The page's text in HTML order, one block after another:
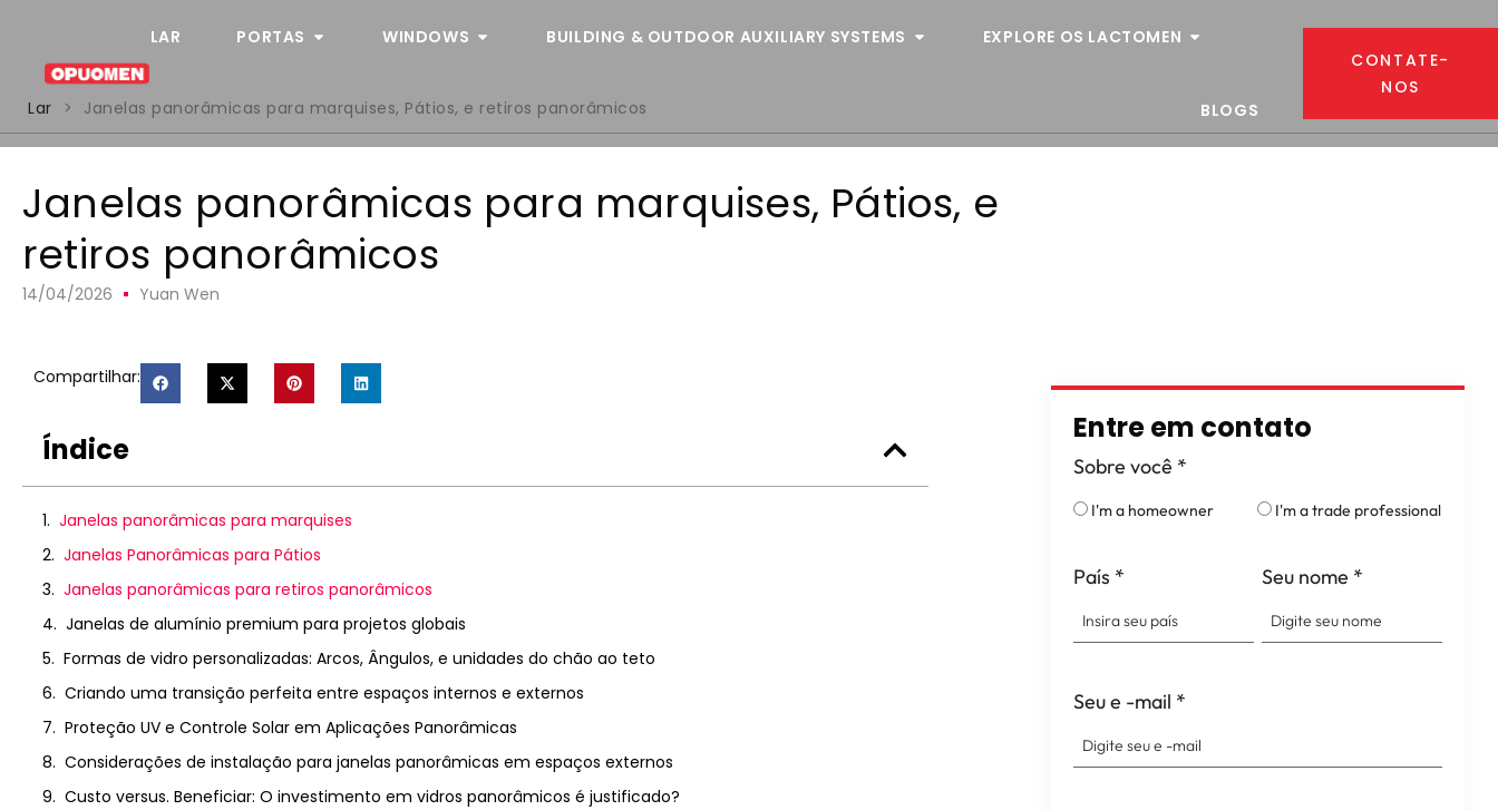
LAR PORTAS WINDOWS BUILDING & OUTDOOR AUXILIARY SYSTEMS EXPLORE OS LACTOMEN
BLOGS
CONTATE-
NOS
Lar
> Janelas panorâmicas para marquises, Pátios, e retiros panorâmicos
Janelas panorâmicas para marquises, Pátios, e
retiros panorâmicos
14/04/2026 Yuan Wen
Compartilhar:
Índice
Janelas panorâmicas para marquises
Janelas Panorâmicas para Pátios
Janelas panorâmicas para retiros panorâmicos
Janelas de alumínio premium para projetos globais
Formas de vidro personalizadas: Arcos, Ângulos, e unidades do chão ao teto
Criando uma transição perfeita entre espaços internos e externos
Proteção UV e Controle Solar em Aplicações Panorâmicas
Considerações de instalação para janelas panorâmicas em espaços externos
Custo versus. Beneficiar: O investimento em vidros panorâmicos é justificado?
Entre em contato
Sobre você *
I'm a homeowner I'm a trade professional
País * Seu nome *
Seu e -mail *